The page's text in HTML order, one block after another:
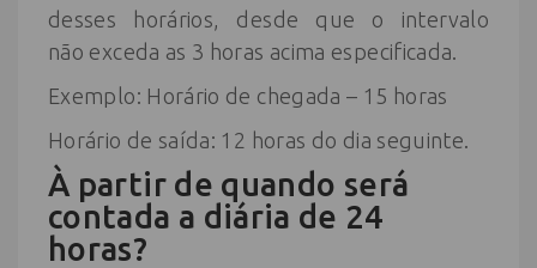
desses horários, desde que o intervalo
não exceda as 3 horas acima especificada.
Exemplo: Horário de chegada – 15 horas
Horário de saída: 12 horas do dia seguinte.
À partir de quando será
contada a diária de 24
horas?